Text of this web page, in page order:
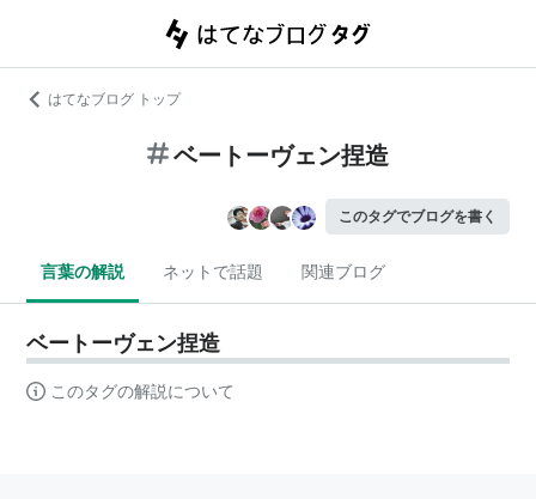
はてなブログ トップ
ベートーヴェン捏造
このタグでブログを書く
言葉の解説 ネットで話題 関連ブログ
ベートーヴェン捏造
このタグの解説について